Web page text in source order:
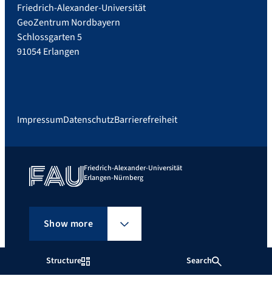
Structure Search
Friedrich-Alexander-Universität
GeoZentrum Nordbayern
Schlossgarten 5
91054 Erlangen
ImpressumDatenschutzBarrierefreiheit
Friedrich-Alexander-Universität
Erlangen-Nürnberg
Show more